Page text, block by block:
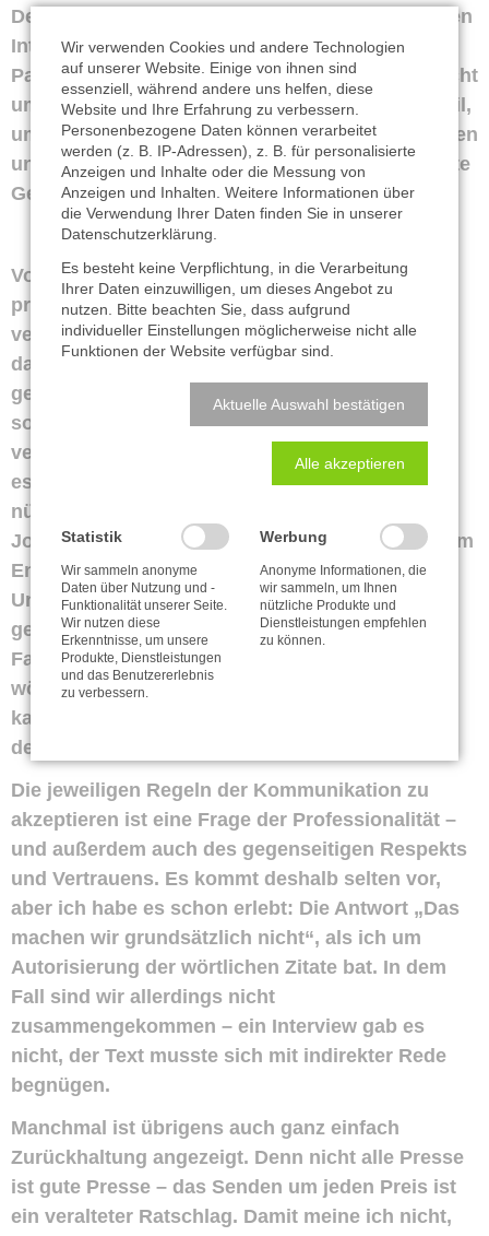
Deshalb bearbeiten Journalisten in der Regel den
Interviewtext, glätten sprachlich, stellen
Passagen um oder lassen etwas aus. All das nicht
um etwas zu verschleiern, sondern, im Gegenteil,
um zu verdeutlichen, einen Text lesbar zu machen
und spannend zu halten. Texte sind eher gebaute
Gebilde als natürlich gewachsene Pflanzen.
Von der Praxis der Autorisierung von Zitaten
profitieren alle Seiten – denn es geht darum,
verstanden zu werden. Meine Sorge ist nicht,
dass etwas geschrieben wird, das versehentlich
gesagt wurde aber „geheim“ bleiben sollte,
sondern: dass der Gesprächspartner es falsch
verstanden hat oder ihm die Kenntnisse fehlen,
es richtig einzuordnen und wiederzugeben. Es
nützt niemandem, weder mir noch dem
Journalisten, dem Blatt oder dem Leser, wenn am
Ende etwas sachlich nicht Korrektes da steht.
Und das geschieht leider sehr schnell einmal,
gerade, wenn im Interview auch komplexere
Fachthemen besprochen werden. Und ein
wörtliches „Zitat“, egal wie falsch, lässt sich
kaum mehr zurückholen, wenn es erst einmal in
der Welt ist.
Die jeweiligen Regeln der Kommunikation zu
akzeptieren ist eine Frage der Professionalität –
und außerdem auch des gegenseitigen Respekts
und Vertrauens. Es kommt deshalb selten vor,
aber ich habe es schon erlebt: Die Antwort „Das
machen wir grundsätzlich nicht“, als ich um
Autorisierung der wörtlichen Zitate bat. In dem
Fall sind wir allerdings nicht
zusammengekommen – ein Interview gab es
nicht, der Text musste sich mit indirekter Rede
begnügen.
Manchmal ist übrigens auch ganz einfach
Zurückhaltung angezeigt. Denn nicht alle Presse
ist gute Presse – das Senden um jeden Preis ist
ein veralteter Ratschlag. Damit meine ich nicht,
Wir verwenden Cookies und andere Technologien
auf unserer Website. Einige von ihnen sind
essenziell, während andere uns helfen, diese
Website und Ihre Erfahrung zu verbessern.
Personenbezogene Daten können verarbeitet
werden (z. B. IP-Adressen), z. B. für personalisierte
Anzeigen und Inhalte oder die Messung von
Anzeigen und Inhalten. Weitere Informationen über
die Verwendung Ihrer Daten finden Sie in unserer
Datenschutzerklärung.
Es besteht keine Verpflichtung, in die Verarbeitung
Ihrer Daten einzuwilligen, um dieses Angebot zu
nutzen. Bitte beachten Sie, dass aufgrund
individueller Einstellungen möglicherweise nicht alle
Funktionen der Website verfügbar sind.
Aktuelle Auswahl bestätigen
Alle akzeptieren
Statistik
Wir sammeln anonyme
Daten über Nutzung und -
Funktionalität unserer Seite.
Wir nutzen diese
Erkenntnisse, um unsere
Produkte, Dienstleistungen
und das Benutzererlebnis
zu verbessern.
Werbung
Anonyme Informationen, die
wir sammeln, um Ihnen
nützliche Produkte und
Dienstleistungen empfehlen
zu können.